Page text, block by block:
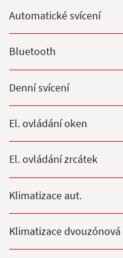
Automatické svícení
Bluetooth
Denní svícení
El. ovládání oken
El. ovládání zrcátek
Klimatizace aut.
Klimatizace dvouzónová